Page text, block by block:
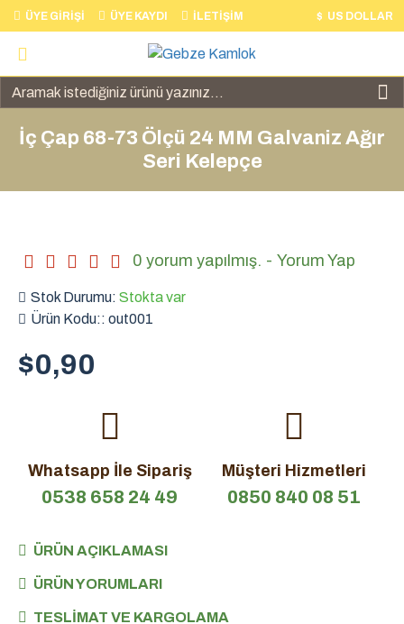
ÜYE GIRIŞI ÜYE KAYDI İLETIŞIM $ US DOLLAR
İç Çap 68-73 Ölçü 24 MM Galvaniz Ağır
Seri Kelepçe
Stok Durumu: Stokta var
Ürün Kodu:: out001
0 yorum yapılmış. - Yorum Yap
$0,90
Whatsapp İle Sipariş
0538 658 24 49
Müşteri Hizmetleri
0850 840 08 51
ÜRÜN AÇIKLAMASI
ÜRÜN YORUMLARI
TESLIMAT VE KARGOLAMA